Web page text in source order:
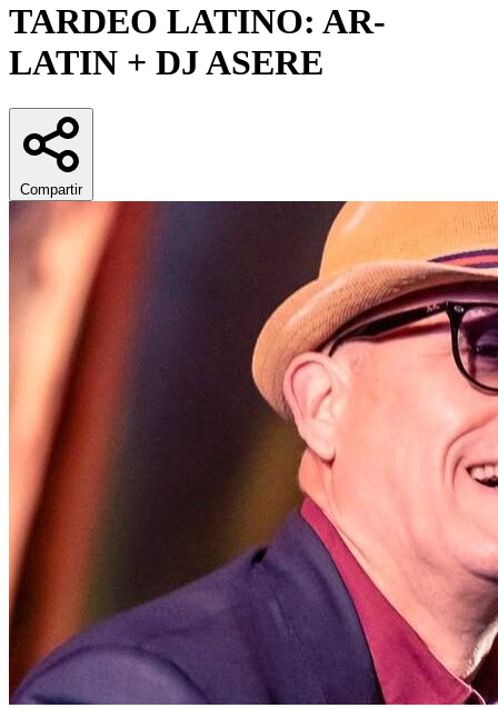
TARDEO LATINO: AR-
LATIN + DJ ASERE
Compartir